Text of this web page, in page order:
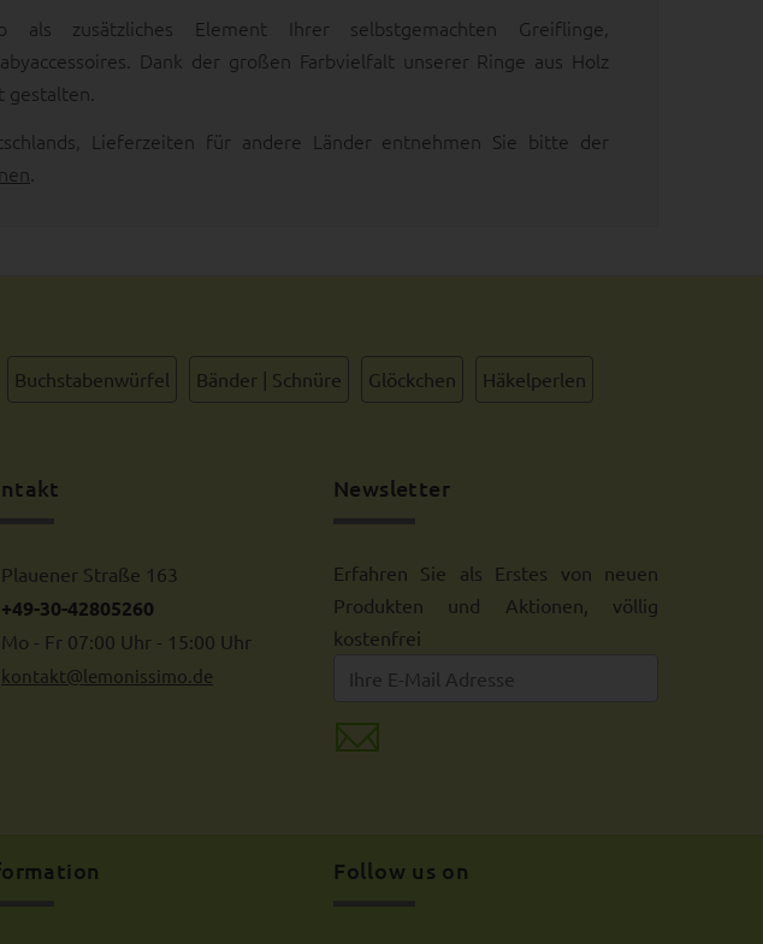
zusätzliches Element Ihrer selbstgemachten Greiflinge,
Dank der großen Farbvielfalt unserer Ringe aus Holz
gestalten.
Lieferzeiten für andere Länder entnehmen Sie bitte der
Buchstabenwürfel Bänder | Schnüre Glöckchen Häkelperlen
Plauener Straße 163
+49-30-42805260
Mo - Fr 07:00 Uhr - 15:00 Uhr
kontakt@lemonissimo.de
Newsletter
Erfahren Sie als Erstes von neuen
Produkten und Aktionen, völlig
kostenfrei
Follow us on